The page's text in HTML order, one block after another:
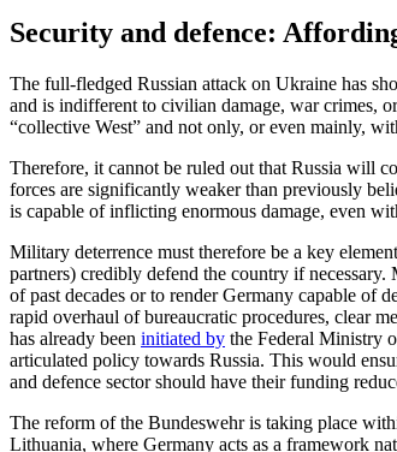
Security and defence:
The full-fledged Russian attack on Ukraine has
and is indifferent to civilian damage, war crimes,
“collective West” and not only, or even mainly,
Therefore, it cannot be ruled out that Russia will
forces are significantly weaker than previously
is capable of inflicting enormous damage, even
Military deterrence must therefore be a key
partners) credibly defend the country if
of past decades or to render Germany capable of
rapid overhaul of bureaucratic procedures, clear
has already been initiated by the Federal Ministry
articulated policy towards Russia. This would
and defence sector should have their funding
The reform of the Bundeswehr is taking place
Lithuania, where Germany acts as a frame­work